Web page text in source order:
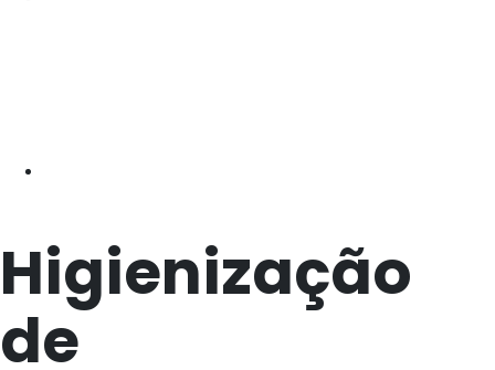
Higienização
de